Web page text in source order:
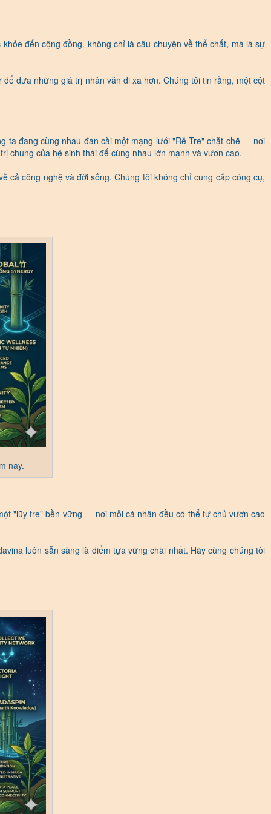
đến cộng đồng. không chỉ là câu chuyện về thể chất, mà là sự
đưa những giá trị nhân văn đi xa hơn. Chúng tôi tin rằng, một cột
ta đang cùng nhau đan cài một mạng lưới "Rễ Tre" chặt chẽ — nơi
chung của hệ sinh thái để cùng nhau lớn mạnh và vươn cao.
cả công nghệ và đời sống. Chúng tôi không chỉ cung cấp công cụ,
nay.
"lũy tre" bền vững — nơi mỗi cá nhân đều có thể tự chủ vươn cao
luôn sẵn sàng là điểm tựa vững chãi nhất. Hãy cùng chúng tôi